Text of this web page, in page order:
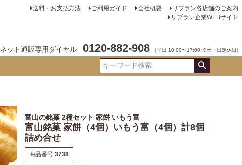
送料・お支払方法 ご利用ガイド 会社概要
リブラン各店舗のご案内
リブラン企業WEBサイト
ネット通販専用ダイヤル 0120-882-908 （平日 10:00〜17:00 ※土・日定休日)
富山の銘菓 2種セット 家餅 いもう富
富山銘菓 家餅（4個）いもう富（4個）計8個
詰め合せ
商品番号 3738